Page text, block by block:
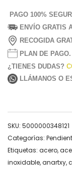
PAGO 100%
ENVÍO GRATIS
RECOGIDA
PLAN DE PAGO.
¿TIENES DUDAS?
LLÁMANOS O
SKU: 5000000348121
Categorías:
Etiquetas: acero,
inoxidable,anartxy,